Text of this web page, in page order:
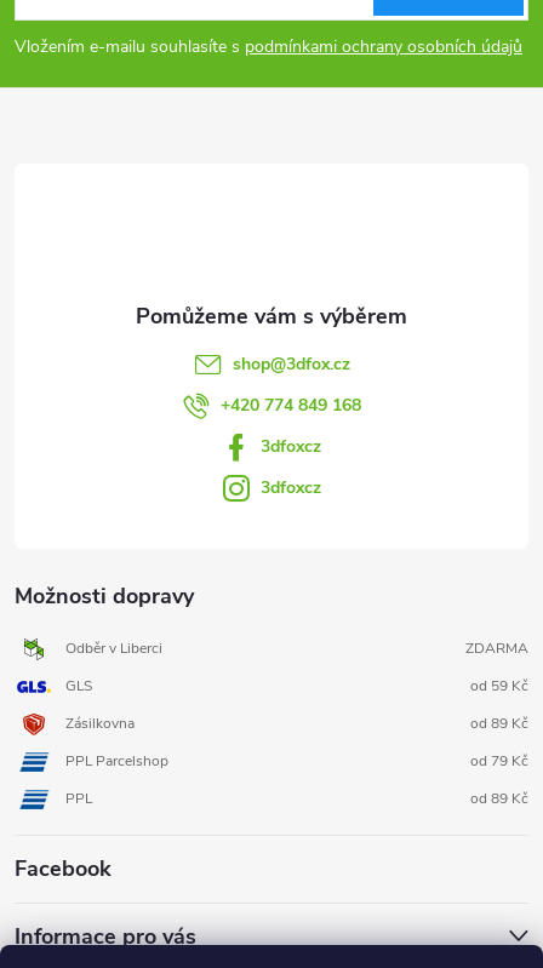
pVložením e-mailu souhlasíte s podmínkami ochrany osobních údajů
Možnosti dopravy
Odběr v Liberci
ZDARMA
GLS
od 59 Kč
Zásilkovna
od 89 Kč
PPL Parcelshop
od 79 Kč
PPL
od 89 Kč
Facebook
Informace pro vás
shop@3dfox.cz
+420 774 849 168
3dfoxcz
3dfoxcz